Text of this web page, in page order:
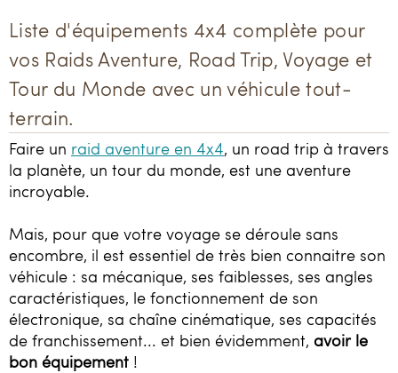
Liste d'équipements 4x4 complète pour
vos Raids Aventure, Road Trip, Voyage et
Tour du Monde avec un véhicule tout-
terrain.
Faire un raid aventure en 4x4, un road trip à travers
la planète, un tour du monde, est une aventure
incroyable.
Mais, pour que votre voyage se déroule sans
encombre, il est essentiel de très bien connaitre son
véhicule : sa mécanique, ses faiblesses, ses angles
caractéristiques, le fonctionnement de son
électronique, sa chaîne cinématique, ses capacités
de franchissement... et bien évidemment, avoir le
bon équipement !